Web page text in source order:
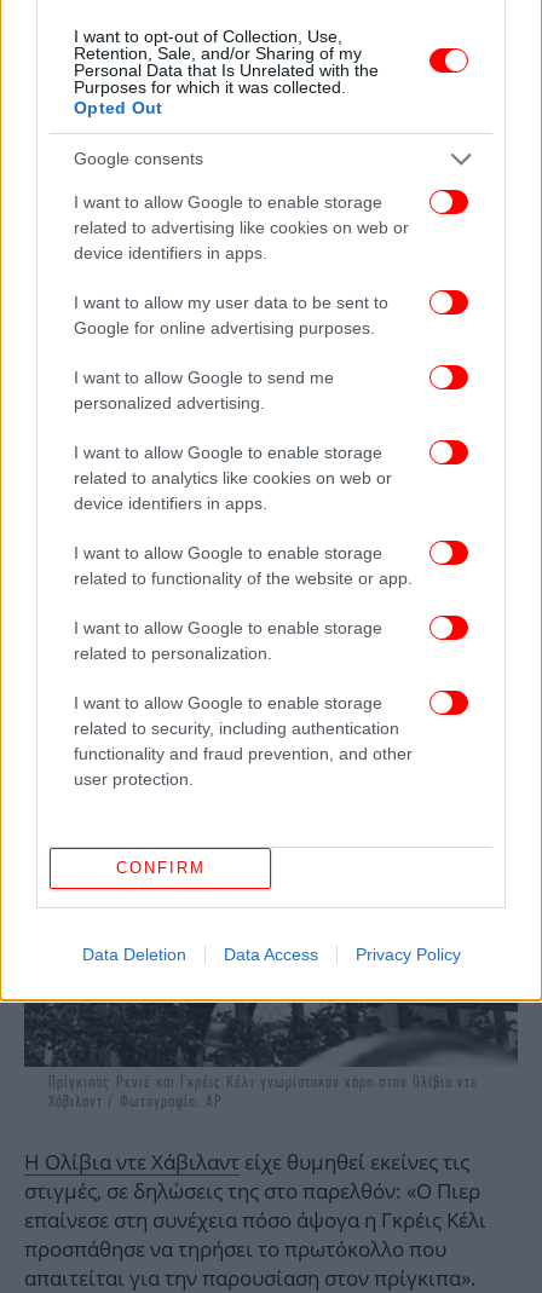
I want to opt-out of Collection, Use,
Retention, Sale, and/or Sharing of my
Personal Data that Is Unrelated with the
Purposes for which it was collected.
Opted Out
Google consents
I want to allow Google to enable storage
related to advertising like cookies on web or
device identifiers in apps.
I want to allow my user data to be sent to
Google for online advertising purposes.
I want to allow Google to send me
personalized advertising.
I want to allow Google to enable storage
related to analytics like cookies on web or
device identifiers in apps.
I want to allow Google to enable storage
related to functionality of the website or app.
I want to allow Google to enable storage
related to personalization.
I want to allow Google to enable storage
related to security, including authentication
functionality and fraud prevention, and other
user protection.
CONFIRM
Data Deletion Data Access Privacy Policy
γεμάτο φωτογράφους, τους καθυστέρησε και όταν
έφτασαν στο Παλάτι, ο Ρενιέ δεν ήταν εκεί. Όταν
έφτασε τελικά, κάλεσε την Γκρέις Κέλι να δει το
παλάτι των 225 δωματίων. Αυτή είπε ότι έχει ήδη
επισκεφθούν τον ιδιωτικό ζωολογικό κήπο του.
Περπάτησαν μπροστά, μιλώντας ιδιωτικά, στον
κήπο. Οι φωτογράφοι του Paris-Match κατέγραψαν
γρήγορα τη συνάντησή τους προτού η Γκρέις Κέλι
βιαστικά επιστρέψει στις Κάννες. Κατά την
«γοητευτικό».
Πρίγκιπας Ρενιέ και Γκρέις Κέλι γνωρίστηκαν χάρη στην Ολίβια ντε
Χάβιλαντ / Φωτογραφία: ΑΡ
Η Ολίβια ντε Χάβιλαντ είχε θυμηθεί εκείνες τις
στιγμές, σε δηλώσεις της στο παρελθόν: «Ο Πιερ
επαίνεσε στη συνέχεια πόσο άψογα η Γκρέις Κέλι
προσπάθησε να τηρήσει το πρωτόκολλο που
απαιτείται για την παρουσίαση στον πρίγκιπα».